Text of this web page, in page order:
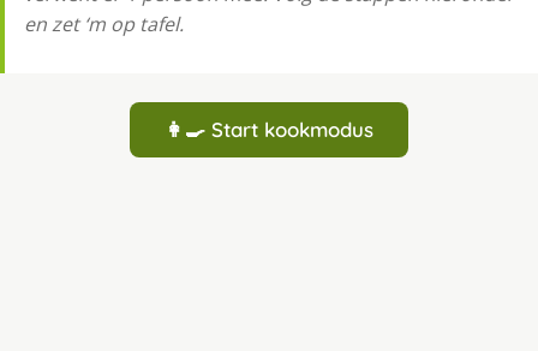
en zet ‘m op tafel.
👩‍🍳 Start kookmodus